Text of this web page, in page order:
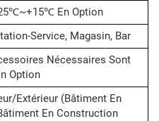
En Option
Service, Magasin, Bar
Nécessaires Sont
Option
extérieur (bâtiment En
En Construction